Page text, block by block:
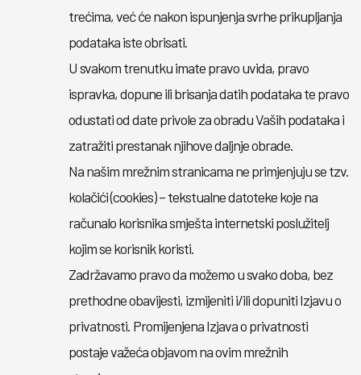
trećima, već će nakon ispunjenja svrhe prikupljanja
podataka iste obrisati.
U svakom trenutku imate pravo uvida, pravo
ispravka, dopune ili brisanja datih podataka te pravo
odustati od date privole za obradu Vaših podataka i
zatražiti prestanak njihove daljnje obrade.
Na našim mrežnim stranicama ne primjenjuju se tzv.
kolačići (cookies) – tekstualne datoteke koje na
računalo korisnika smješta internetski poslužitelj
kojim se korisnik koristi.
Zadržavamo pravo da možemo u svako doba, bez
prethodne obavijesti, izmijeniti i/ili dopuniti Izjavu o
privatnosti. Promijenjena Izjava o privatnosti
postaje važeća objavom na ovim mrežnih